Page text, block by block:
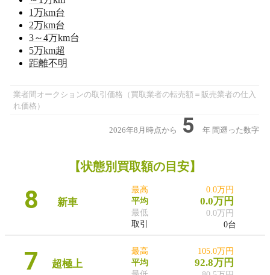
1万km台
2万km台
3～4万km台
5万km超
距離不明
業者間オークションの取引価格（買取業者の転売額＝販売業者の仕入
れ価格）
2026年8月時点から 5 年 間遡った数字
【状態別買取額の目安】
8 新車
最高
平均
最低
取引
0.0万円
0.0万円
0.0万円
0台
7 超極上
最高
平均
105.0万円
92.8万円